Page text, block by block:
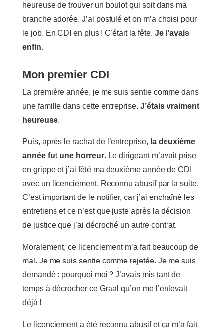
heureuse de trouver un boulot qui soit dans ma
branche adorée. J’ai postulé et on m’a choisi pour
le job. En CDI en plus ! C’était la fête. Je l’avais
enfin.
Mon premier CDI
La première année, je me suis sentie comme dans
une famille dans cette entreprise. J’étais vraiment
heureuse.
Puis, après le rachat de l’entreprise, la deuxième
année fut une horreur. Le dirigeant m’avait prise
en grippe et j’ai fêté ma deuxième année de CDI
avec un licenciement. Reconnu abusif par la suite.
C’est important de le notifier, car j’ai enchaîné les
entretiens et ce n’est que juste après la décision
de justice que j’ai décroché un autre contrat.
Moralement, ce licenciement m’a fait beaucoup de
mal. Je me suis sentie comme rejetée. Je me suis
demandé : pourquoi moi ? J’avais mis tant de
temps à décrocher ce Graal qu’on me l’enlevait
déjà !
Le licenciement a été reconnu abusif et ça m’a fait